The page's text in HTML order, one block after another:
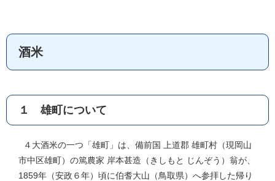
酒米
１ 雄町について
４大酒米の一つ「雄町」は、備前国 上道郡 雄町村（現岡山
市中区雄町）の篤農家 岸本甚造（きしもと じんぞう）翁が、
1859年（安政６年）頃に伯耆大山（鳥取県）へ参拝した帰り